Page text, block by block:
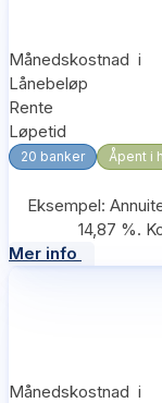
Månedskostnad i
Lånebeløp
Rente
Løpetid
20 banker Åpent i
Eksempel:
14,87 %.
Mer info
Månedskostnad i